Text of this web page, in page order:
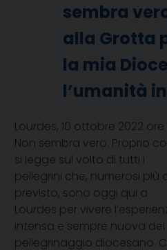
sembra
alla Grotta
la mia
l’umanità
Lourdes, 10 ottobre 2022 ore
Non sembra vero. Proprio
si legge sul volto di tutti i
pellegrini che, numerosi più
previsto, sono oggi qui a
Lourdes per vivere
intensa e sempre nuova del
pellegrinaggio diocesano.